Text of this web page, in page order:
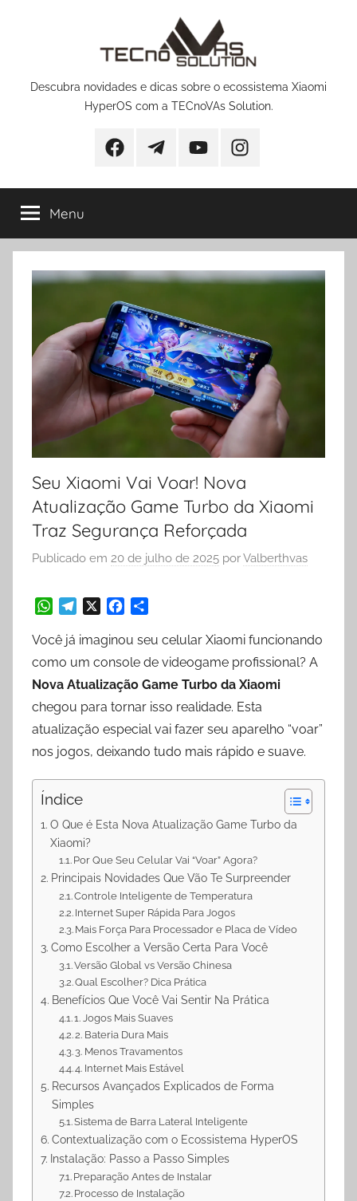
Descubra novidades e dicas sobre o ecossistema Xiaomi
HyperOS com a TECnoVAs Solution.
FacebookTelegramYouTubeInstagram
Menu
Seu Xiaomi Vai Voar! Nova
Atualização Game Turbo da Xiaomi
Traz Segurança Reforçada
Publicado em 20 de julho de 2025 porValberthvas
h
a
t
s
A
p
p
e
l
g
r
a
m
a
c
b
o
o
k
h
a
e
Você já imaginou seu celular Xiaomi funcionando
como um console de videogame profissional? A
Nova Atualização Game Turbo da Xiaomi
chegou para tornar isso realidade. Esta
atualização especial vai fazer seu aparelho “voar”
nos jogos, deixando tudo mais rápido e suave.
Índice
O Que é Esta Nova Atualização Game Turbo da
Xiaomi?
Por Que Seu Celular Vai “Voar” Agora?
Principais Novidades Que Vão Te Surpreender
Controle Inteligente de Temperatura
Internet Super Rápida Para Jogos
Mais Força Para Processador e Placa de Vídeo
Como Escolher a Versão Certa Para Você
Versão Global vs Versão Chinesa
Qual Escolher? Dica Prática
Benefícios Que Você Vai Sentir Na Prática
1. Jogos Mais Suaves
2. Bateria Dura Mais
3. Menos Travamentos
4. Internet Mais Estável
Recursos Avançados Explicados de Forma
Simples
Sistema de Barra Lateral Inteligente
Contextualização com o Ecossistema HyperOS
Instalação: Passo a Passo Simples
Preparação Antes de Instalar
Processo de Instalação